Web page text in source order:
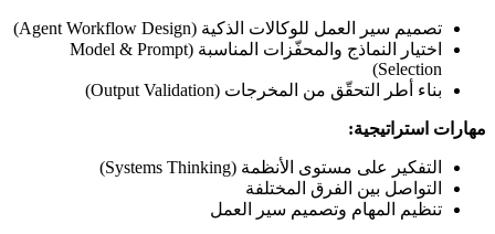
تصميم سير العمل للوكالات الذكية (Agent Workflow Design)
اختيار النماذج والمحفّزات المناسبة (Model & Prompt
Selection)
بناء أطر التحقّق من المخرجات (Output Validation)
مهارات استراتيجية:
التفكير على مستوى الأنظمة (Systems Thinking)
التواصل بين الفرق المختلفة
تنظيم المهام وتصميم سير العمل